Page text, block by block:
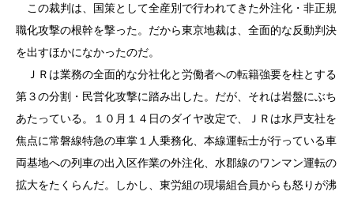
この裁判は、国策として全産別で行われてきた外注化・非正規
職化攻撃の根幹を撃った。だから東京地裁は、全面的な反動判決
を出すほかになかったのだ。
ＪＲは業務の全面的な分社化と労働者への転籍強要を柱とする
第３の分割・民営化攻撃に踏み出した。だが、それは岩盤にぶち
あたっている。１０月１４日のダイヤ改定で、ＪＲは水戸支社を
焦点に常磐線特急の車掌１人乗務化、本線運転士が行っている車
両基地への列車の出入区作業の外注化、水郡線のワンマン運転の
拡大をたくらんだ。しかし、東労組の現場組合員からも怒りが沸